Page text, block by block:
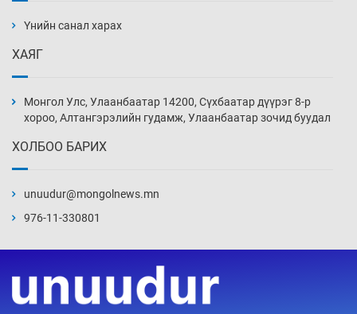
нэмэгджээ
22 цаг 29 мин
22 цаг 59 мин
23 цаг 29 мин
Үнийн санал харах
ХАЯГ
Монгол Улс, Улаанбаатар 14200, Сүхбаатар дүүрэг 8-р
хороо, Алтангэрэлийн гудамж, Улаанбаатар зочид буудал
ХОЛБОО БАРИХ
unuudur@mongolnews.mn
976-11-330801